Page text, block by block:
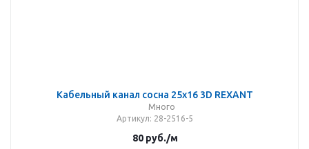
Кабельный канал сосна 25х16 3D REXANT
Много
Артикул: 28-2516-5
80руб./м